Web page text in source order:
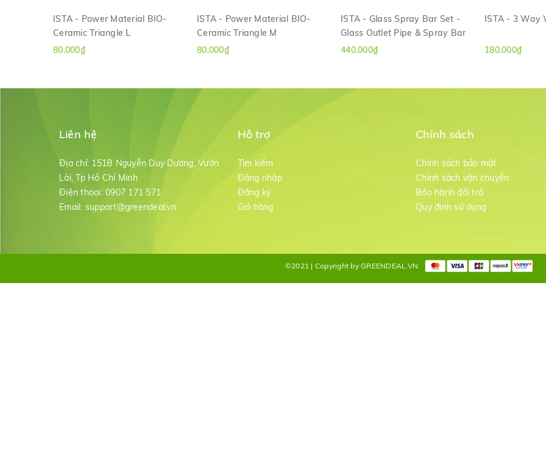
ISTA - Power Material BIO-
Ceramic Triangle L
80.000₫
ISTA - Power Material BIO-
Ceramic Triangle M
80.000₫
ISTA - Glass Spray Bar Set -
Glass Outlet Pipe & Spray Bar
440.000₫
ISTA - 3 Way
180.000₫
Liên hệ
Địa chỉ: 151B Nguyễn Duy Dương, Vườn
Lài, Tp Hồ Chí Minh
Điện thoại: 0907 171 571
Email: support@greendeal.vn
Hỗ trợ
Tìm kiếm
Đăng nhập
Đăng ký
Giỏ hàng
Chính sách
Chính sách bảo mật
Chính sách vận chuyển
Bảo hành đổi trả
Quy định sử dụng
©2021 | Copyright by GREENDEAL.VN